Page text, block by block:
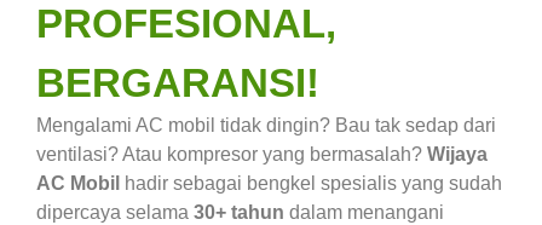
PROFESIONAL,
BERGARANSI!
Mengalami AC mobil tidak dingin? Bau tak sedap dari
ventilasi? Atau kompresor yang bermasalah? Wijaya
AC Mobil hadir sebagai bengkel spesialis yang sudah
dipercaya selama 30+ tahun dalam menangani